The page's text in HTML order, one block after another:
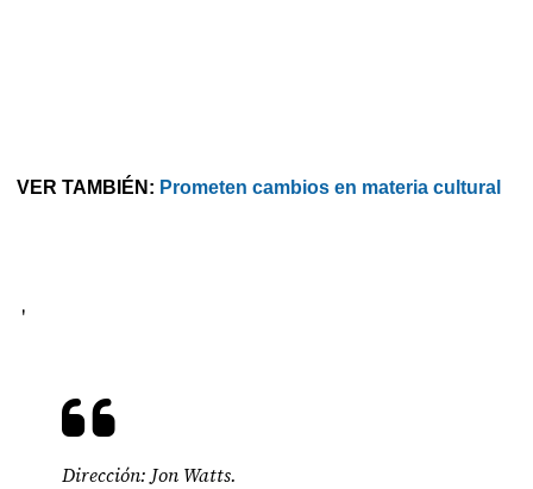
VER TAMBIÉN: Prometen cambios en materia cultural
'
Dirección: Jon Watts.